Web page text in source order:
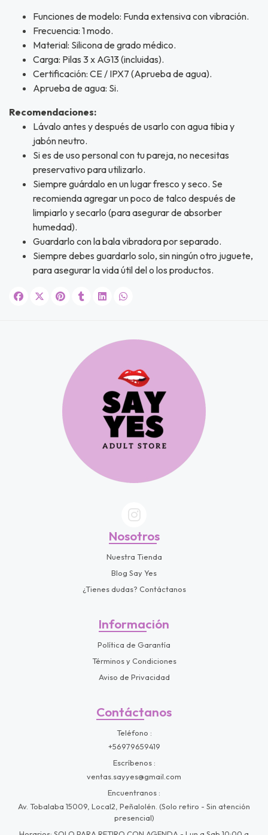
correo y
JUGAR
Funciones de modelo: Funda extensiva con vibración.
Frecuencia: 1 modo.
Material: Silicona de grado médico.
Carga: Pilas 3 x AG13 (incluidas).
Certificación: CE / IPX7 (Aprueba de agua).
Aprueba de agua: Si.
Recomendaciones:
Lávalo antes y después de usarlo con agua tibia y
jabón neutro.
Si es de uso personal con tu pareja, no necesitas
preservativo para utilizarlo.
Siempre guárdalo en un lugar fresco y seco. Se
recomienda agregar un poco de talco después de
limpiarlo y secarlo (para asegurar de absorber
humedad).
Guardarlo con la bala vibradora por separado.
Siempre debes guardarlo solo, sin ningún otro juguete,
para asegurar la vida útil del o los productos.
Nosotros
Nuestra Tienda
Blog Say Yes
¿Tienes dudas? Contáctanos
Información
Política de Garantía
Términos y Condiciones
Aviso de Privacidad
Contáctanos
Teléfono
+56979659419
Escríbenos
ventas.sayyes@gmail.com
Encuentranos
Av. Tobalaba 15009, Local2, Peñalolén. (Solo retiro - Sin atención
presencial)